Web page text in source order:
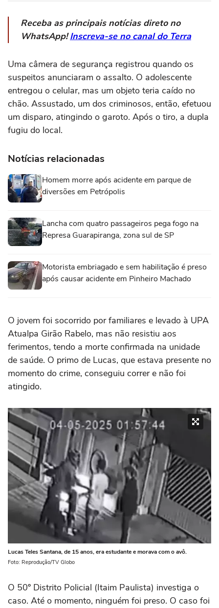
Receba as principais notícias direto no
WhatsApp!Inscreva-se no canal do Terra
Uma câmera de segurança registrou quando os
suspeitos anunciaram o assalto. O adolescente
entregou o celular, mas um objeto teria caído no
chão. Assustado, um dos criminosos, então, efetuou
um disparo, atingindo o garoto. Após o tiro, a dupla
fugiu do local.
Notícias relacionadas
Homem morre após acidente em parque de
diversões em Petrópolis
Lancha com quatro passageiros pega fogo na
Represa Guarapiranga, zona sul de SP
Motorista embriagado e sem habilitação é preso
após causar acidente em Pinheiro Machado
O jovem foi socorrido por familiares e levado à UPA
Atualpa Girão Rabelo, mas não resistiu aos
ferimentos, tendo a morte confirmada na unidade
de saúde. O primo de Lucas, que estava presente no
momento do crime, conseguiu correr e não foi
atingido.
Lucas Teles Santana, de 15 anos, era estudante e morava com o avô.
Foto: Reprodução/TV Globo
O 50º Distrito Policial (Itaim Paulista) investiga o
caso. Até o momento, ninguém foi preso. O caso foi